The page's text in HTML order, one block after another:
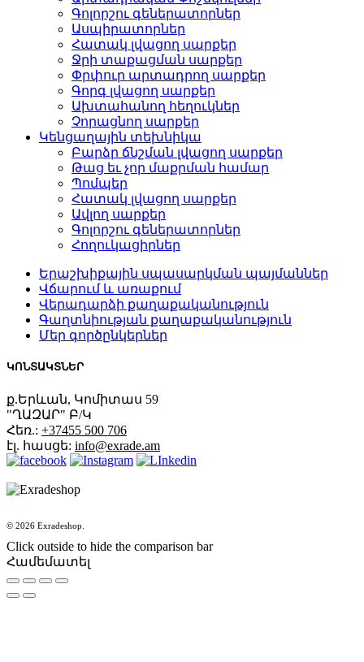
Գոլորշու գեներատորներ
Ասպիրատորներ
Հատակ լվացող սարքեր
Ջրի տաքացման սարքեր
Փրփուր արտադրող սարքեր
Գորգ լվացող սարքեր
Ախտահանող հեղուկներ
Չորացնող սարքեր
Կենցաղային տեխնիկա
Բարձր ճնշման լվացող սարքեր
Թաց եւ չոր մաքրման համար
Պոմպեր
Հատակ լվացող սարքեր
Ավլող սարքեր
Գոլորշու գեներատորներ
Հողուկացիրներ
Երաշխիքային սպասարկման պայմաններ
Վճարում և առաքում
Վերադարձի քաղաքականություն
Գաղտնիության քաղաքականություն
Մեր գործընկերներ
ԿՈՆՏԱԿՏՆԵՐ
ք.Երևան, Կոմիտաս 59
"ՂԱԶԱՐ" Բ/Կ
Հեռ.: +37455 500 706
էլ. հասցե: info@exrade.am
© 2026 Exradeshop.
Click outside to hide the comparison bar
Համեմատել